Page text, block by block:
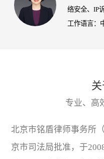
络安全、IP
工作语言：
专业、高
北京市铭盾律师事务所
京市司法局批准，于